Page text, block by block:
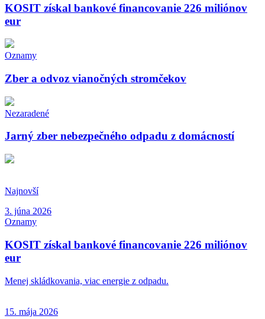
KOSIT získal bankové financovanie 226 miliónov
eur
Oznamy
Zber a odvoz vianočných stromčekov
Nezaradené
Jarný zber nebezpečného odpadu z domácností
Najnovší
3. júna 2026
Oznamy
KOSIT získal bankové financovanie 226 miliónov
eur
Menej skládkovania, viac energie z odpadu.
15. mája 2026